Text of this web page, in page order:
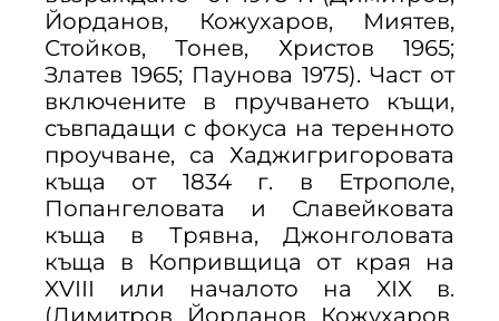
Йорданов, Кожухаров, Миятев,
Стойков, Тонев, Христов 1965;
Златев 1965; Паунова 1975). Част от
включените в пручването къщи,
съвпадащи с фокуса на теренното
проучване, са Хаджигригоровата
къща от 1834 г. в Етрополе,
Попангеловата и Славейковата
къща в Трявна, Джонголовата
къща в Копривщица от края на
XVIII или началото на XIX в.